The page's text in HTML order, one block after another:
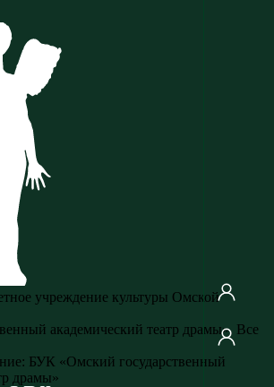
учреждение культуры Омской
академический театр драмы». Все
БУК «Омский государственный
драмы»